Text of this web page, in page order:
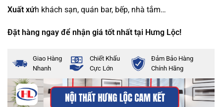
Xuất xứh khách sạn, quán bar, bếp, nhà tắm…
Đặt hàng ngay để nhận giá tốt nhất tại Hưng Lộc!
Giao Hàng
Nhanh
Chiết Khấu
Cực Lớn
Đảm Bảo Hàng
Chính Hãng